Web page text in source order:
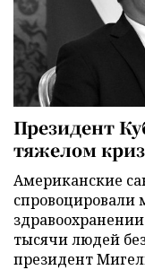
Президент
тяжелом
Американские
спровоцировали
тысячи людей
президент